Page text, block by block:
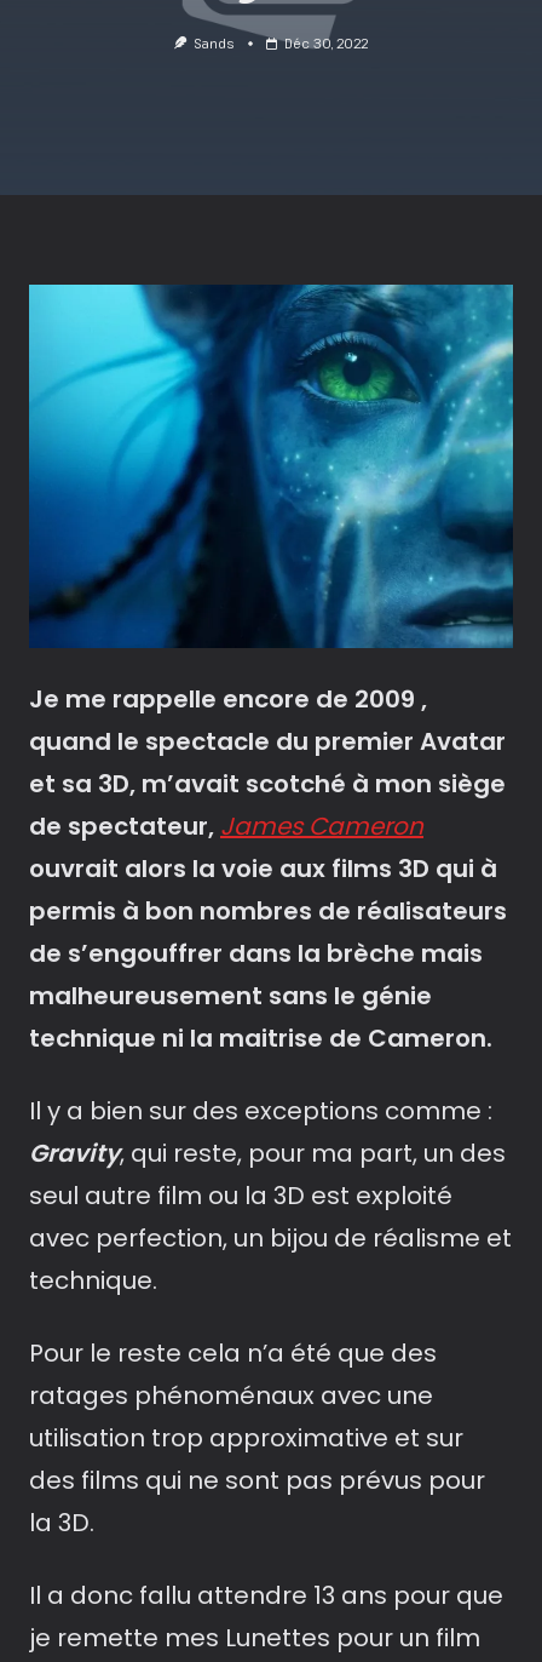
Sands Déc 30, 2022
Je me rappelle encore de 2009 ,
quand le spectacle du premier Avatar
et sa 3D, m’avait scotché à mon siège
de spectateur, James Cameron
ouvrait alors la voie aux films 3D qui à
permis à bon nombres de réalisateurs
de s’engouffrer dans la brèche mais
malheureusement sans le génie
technique ni la maitrise de Cameron.
Il y a bien sur des exceptions comme :
Gravity, qui reste, pour ma part, un des
seul autre film ou la 3D est exploité
avec perfection, un bijou de réalisme et
technique.
Pour le reste cela n’a été que des
ratages phénoménaux avec une
utilisation trop approximative et sur
des films qui ne sont pas prévus pour
la 3D.
Il a donc fallu attendre 13 ans pour que
je remette mes Lunettes pour un film